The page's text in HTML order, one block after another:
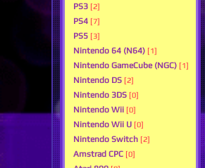
PS3 [2]
PS4 [7]
PS5 [3]
Nintendo 64 (N64) [1]
Nintendo GameCube (NGC) [1]
Nintendo DS [2]
Nintendo 3DS [0]
Nintendo Wii [0]
Nintendo Wii U [0]
Nintendo Switch [2]
Amstrad CPC [0]